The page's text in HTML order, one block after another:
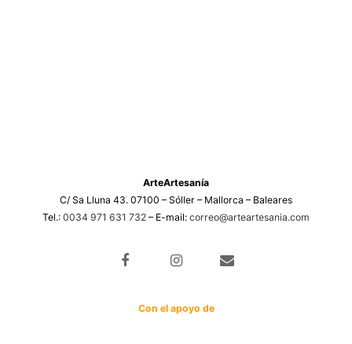
ArteArtesanía
C/ Sa Lluna 43. 07100 – Sóller – Mallorca – Baleares
Tel.: 0034 971 631 732 – E-mail: correo@arteartesania.com
Con el apoyo de